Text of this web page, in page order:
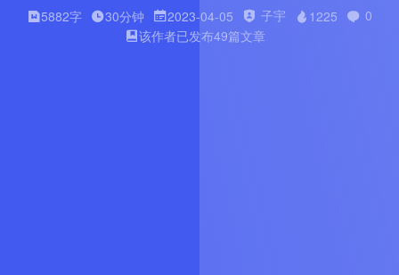
5882字 30分钟 2023-04-05 子宇 1225
0
该作者已发布49篇文章